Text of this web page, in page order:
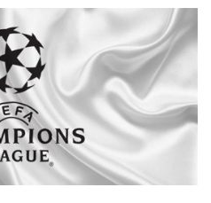
(Ростов-на-Дону, Россия).
(Москва,